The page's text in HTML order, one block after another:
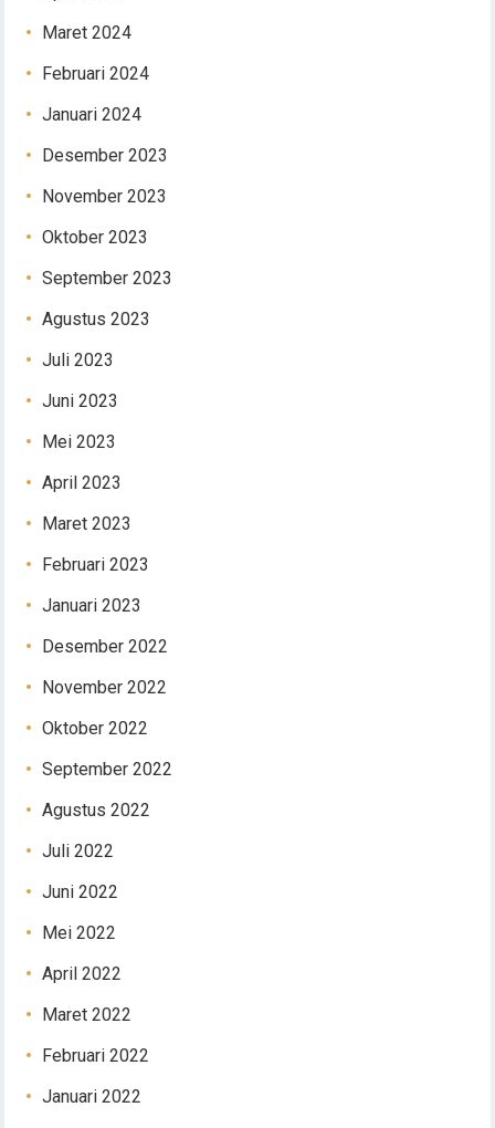
Maret 2024
Februari 2024
Januari 2024
Desember 2023
November 2023
Oktober 2023
September 2023
Agustus 2023
Juli 2023
Juni 2023
Mei 2023
April 2023
Maret 2023
Februari 2023
Januari 2023
Desember 2022
November 2022
Oktober 2022
September 2022
Agustus 2022
Juli 2022
Juni 2022
Mei 2022
April 2022
Maret 2022
Februari 2022
Januari 2022